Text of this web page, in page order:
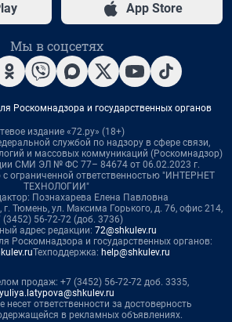
App Store
Мы в соцсетях
Роскомнадзора и государственных органов
издание «72.ру» (18+)
службой по надзору в сфере связи,
и массовых коммуникаций (Роскомнадзор)
СМИ ЭЛ № ФС 77– 84674 от 06.02.2023 г.
ограниченной ответственностью "ИНТЕРНЕТ
ТЕХНОЛОГИИ"
Познахарева Елена Павловна
Тюмень, ул. Максима Горького, д. 76, офис 214,
(3452) 56-72-72 (доб. 3736)
адрес редакции: 72@shkulev.ru
Роскомнадзора и государственных органов:
Техподдержка: help@shkulev.ru
продаж: +7 (3452) 56-72-72 доб. 3335,
yuliya.latypova@shkulev.ru
несет ответственности за достоверность
в рекламных объявлениях.